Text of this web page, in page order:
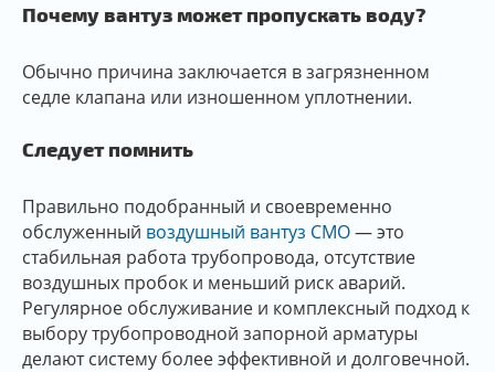
Почему вантуз может пропускать воду?
Обычно причина заключается в загрязненном
седле клапана или изношенном уплотнении.
Следует помнить
Правильно подобранный и своевременно
обслуженный воздушный вантуз CMO— это
стабильная работа трубопровода, отсутствие
воздушных пробок и меньший риск аварий.
Регулярное обслуживание и комплексный подход к
выбору трубопроводной запорной арматуры
делают систему более эффективной и долговечной.